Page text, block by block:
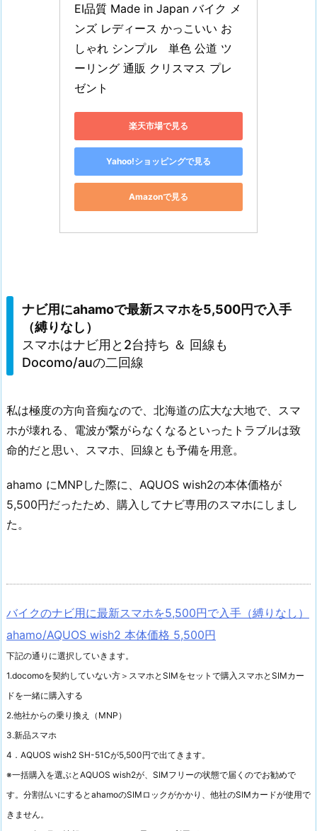
EI品質 Made in Japan バイク メ
ンズ レディース かっこいい お
しゃれ シンプル　単色 公道 ツ
ーリング 通販 クリスマス プレ
ゼント
楽天市場で見る
Yahoo!ショッピングで見る
Amazonで見る
ナビ用にahamoで最新スマホを5,500円で入手
（縛りなし）
スマホはナビ用と2台持ち ＆ 回線も
Docomo/auの二回線
私は極度の方向音痴なので、北海道の広大な大地で、スマ
ホが壊れる、電波が繋がらなくなるといったトラブルは致
命的だと思い、スマホ、回線とも予備を用意。
ahamo にMNPした際に、AQUOS wish2の本体価格が
5,500円だったため、購入してナビ専用のスマホにしまし
た。
バイクのナビ用に最新スマホを5,500円で入手（縛りなし）
ahamo/AQUOS wish2 本体価格 5,500円
下記の通りに選択していきます。
1.docomoを契約していない方＞スマホとSIMをセットで購入 スマホとSIMカー
ドを一緒に購入する
2.他社からの乗り換え（MNP）
3.新品スマホ
4．AQUOS wish2 SH-51Cが5,500円で出てきます。
※一括購入を選ぶとAQUOS wish2が、SIMフリーの状態で届くのでお勧めで
す。分割払いにするとahamoのSIMロックがかかり、他社のSIMカードが使用で
きません。